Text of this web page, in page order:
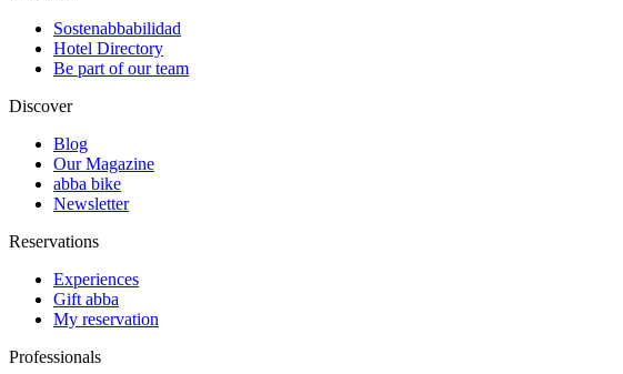
Sostenabbabilidad
Hotel Directory
Be part of our team
Discover
Blog
Our Magazine
abba bike
Newsletter
Reservations
Experiences
Gift abba
My reservation
Professionals